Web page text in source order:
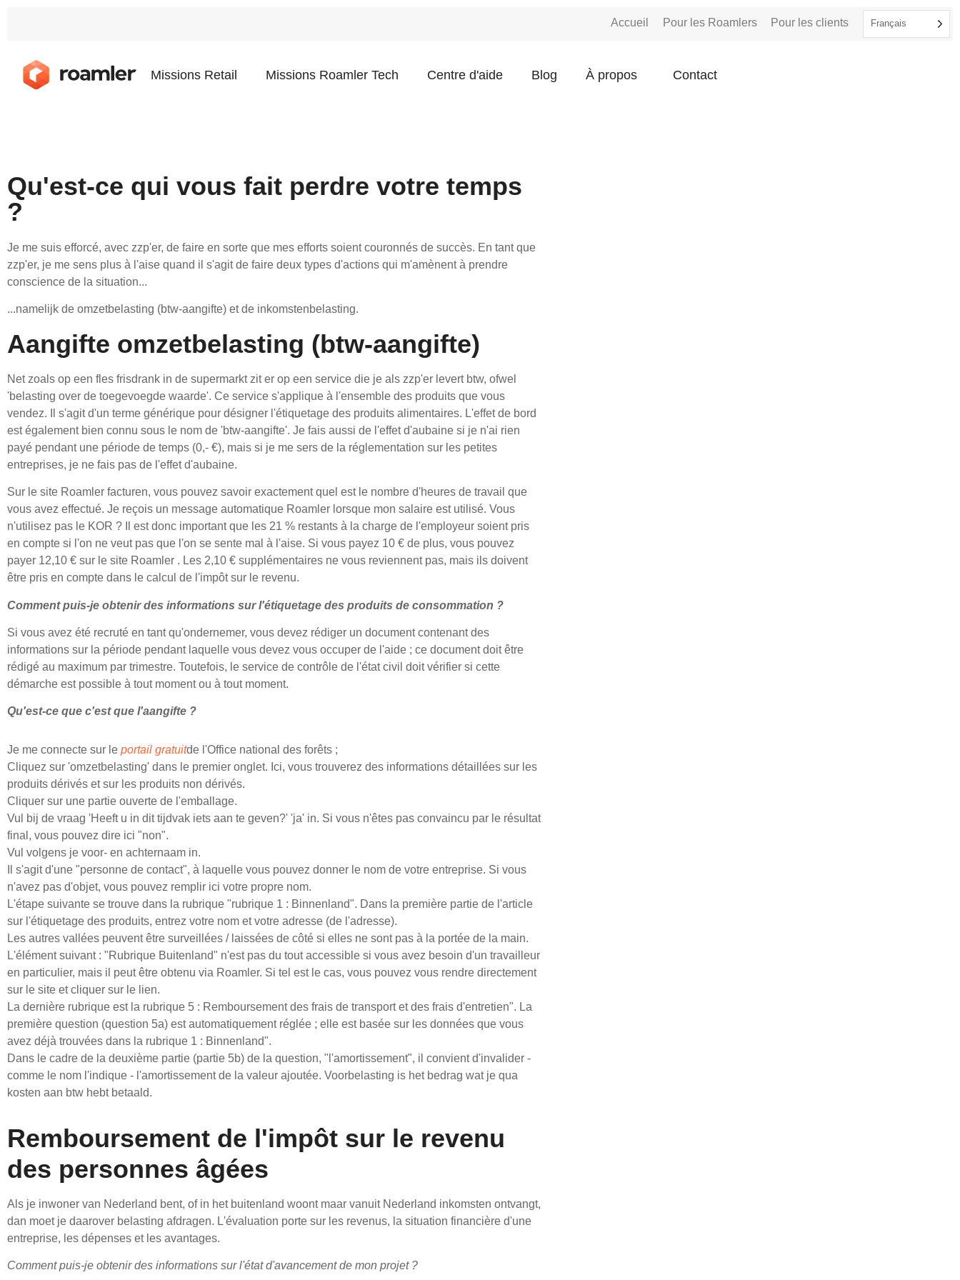
Accueil Pour les Roamlers Pour les clients Français
Missions Retail Missions Roamler Tech Centre d'aide Blog À propos Contact
Qu'est-ce qui vous fait perdre votre temps
?
Je me suis efforcé, avec zzp'er, de faire en sorte que mes efforts soient couronnés de succès. En tant que
zzp'er, je me sens plus à l'aise quand il s'agit de faire deux types d'actions qui m'amènent à prendre
conscience de la situation...
...namelijk de omzetbelasting (btw-aangifte) et de inkomstenbelasting.
Aangifte omzetbelasting (btw-aangifte)
Net zoals op een fles frisdrank in de supermarkt zit er op een service die je als zzp'er levert btw, ofwel
'belasting over de toegevoegde waarde'. Ce service s'applique à l'ensemble des produits que vous
vendez. Il s'agit d'un terme générique pour désigner l'étiquetage des produits alimentaires. L'effet de bord
est également bien connu sous le nom de 'btw-aangifte'. Je fais aussi de l'effet d'aubaine si je n'ai rien
payé pendant une période de temps (0,- €), mais si je me sers de la réglementation sur les petites
entreprises, je ne fais pas de l'effet d'aubaine.
Sur le site Roamler facturen, vous pouvez savoir exactement quel est le nombre d'heures de travail que
vous avez effectué. Je reçois un message automatique Roamler lorsque mon salaire est utilisé. Vous
n'utilisez pas le KOR ? Il est donc important que les 21 % restants à la charge de l'employeur soient pris
en compte si l'on ne veut pas que l'on se sente mal à l'aise. Si vous payez 10 € de plus, vous pouvez
payer 12,10 € sur le site Roamler . Les 2,10 € supplémentaires ne vous reviennent pas, mais ils doivent
être pris en compte dans le calcul de l'impôt sur le revenu.
Comment puis-je obtenir des informations sur l'étiquetage des produits de consommation ?
Si vous avez été recruté en tant qu'ondernemer, vous devez rédiger un document contenant des
informations sur la période pendant laquelle vous devez vous occuper de l'aide ; ce document doit être
rédigé au maximum par trimestre. Toutefois, le service de contrôle de l'état civil doit vérifier si cette
démarche est possible à tout moment ou à tout moment.
Qu'est-ce que c'est que l'aangifte ?
Je me connecte sur le portail gratuitde l'Office national des forêts ;
Cliquez sur 'omzetbelasting' dans le premier onglet. Ici, vous trouverez des informations détaillées sur les
produits dérivés et sur les produits non dérivés.
Cliquer sur une partie ouverte de l'emballage.
Vul bij de vraag 'Heeft u in dit tijdvak iets aan te geven?' 'ja' in. Si vous n'êtes pas convaincu par le résultat
final, vous pouvez dire ici "non".
Vul volgens je voor- en achternaam in.
Il s'agit d'une "personne de contact", à laquelle vous pouvez donner le nom de votre entreprise. Si vous
n'avez pas d'objet, vous pouvez remplir ici votre propre nom.
L'étape suivante se trouve dans la rubrique "rubrique 1 : Binnenland". Dans la première partie de l'article
sur l'étiquetage des produits, entrez votre nom et votre adresse (de l'adresse).
Les autres vallées peuvent être surveillées / laissées de côté si elles ne sont pas à la portée de la main.
L'élément suivant : "Rubrique Buitenland" n'est pas du tout accessible si vous avez besoin d'un travailleur
en particulier, mais il peut être obtenu via Roamler. Si tel est le cas, vous pouvez vous rendre directement
sur le site et cliquer sur le lien.
La dernière rubrique est la rubrique 5 : Remboursement des frais de transport et des frais d'entretien". La
première question (question 5a) est automatiquement réglée ; elle est basée sur les données que vous
avez déjà trouvées dans la rubrique 1 : Binnenland".
Dans le cadre de la deuxième partie (partie 5b) de la question, "l'amortissement", il convient d'invalider -
comme le nom l'indique - l'amortissement de la valeur ajoutée. Voorbelasting is het bedrag wat je qua
kosten aan btw hebt betaald.
Remboursement de l'impôt sur le revenu
des personnes âgées
Als je inwoner van Nederland bent, of in het buitenland woont maar vanuit Nederland inkomsten ontvangt,
dan moet je daarover belasting afdragen. L'évaluation porte sur les revenus, la situation financière d'une
entreprise, les dépenses et les avantages.
Comment puis-je obtenir des informations sur l'état d'avancement de mon projet ?